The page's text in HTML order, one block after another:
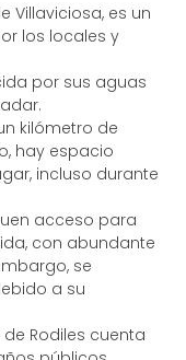
Villaviciosa, es un
los locales y
por sus aguas
kilómetro de
hay espacio
incluso durante
acceso para
con abundante
se
a su
de Rodiles cuenta